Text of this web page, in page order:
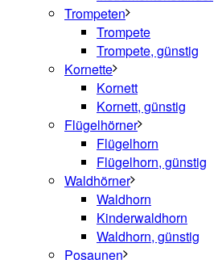
Trompeten
Trompete
Trompete, günstig
Kornette
Kornett
Kornett, günstig
Flügelhörner
Flügelhorn
Flügelhorn, günstig
Waldhörner
Waldhorn
Kinderwaldhorn
Waldhorn, günstig
Posaunen